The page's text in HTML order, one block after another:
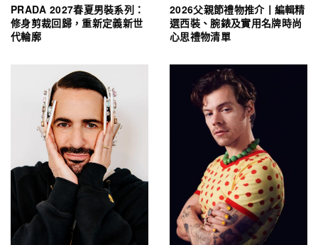
PRADA 2027春夏男裝系列：
修身剪裁回歸，重新定義新世
代輪廓
2026父親節禮物推介丨編輯精
選西裝、腕錶及實用名牌時尚
心思禮物清單